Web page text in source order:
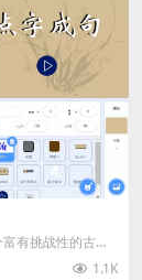
有挑战性的古诗
1.1K